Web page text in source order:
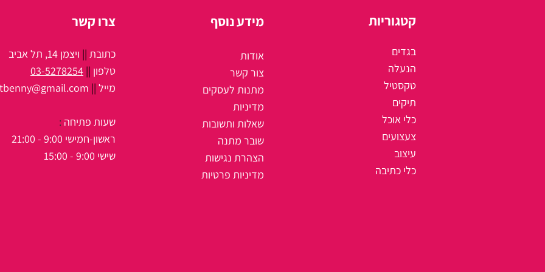
צרו קשר
כתובת || ויצמן 14, תל אביב
טלפון ||
03-5278254
|| מייל
שעות פתיחה :
ראשון-חמישי 9:00 - 21:00
שישי 9:00 - 15:00
מידע נוסף
אודות
צור קשר
מתנות לעסקים
מדיניות
שאלות ותשובות
שובר מתנה
הצהרת נגישות
מדיניות פרטיות
קטגוריות
בגדים
הנעלה
טקסטיל
תיקים
כלי אוכל
צעצועים
עיצוב
כלי כתיבה